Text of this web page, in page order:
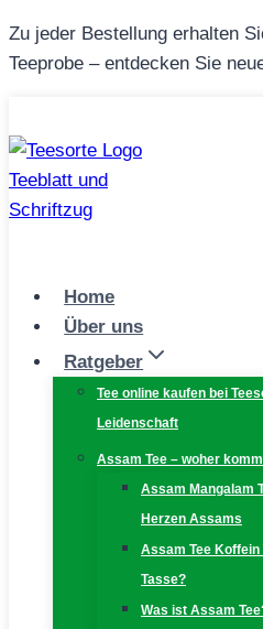
Zum
Inhalt
Zu jeder Bestellung erhalten
Teeprobe – entdecken Sie
Home
Über uns
Ratgeber
Tee online kaufen bei
Leidenschaft
Assam Tee – woher
Assam Mangalam
Herzen Assams
Assam Tee
Tasse?
Was ist Assam